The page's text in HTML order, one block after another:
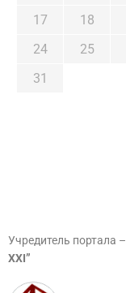
17
18
24
25
31
Учредитель портала –
XXI”